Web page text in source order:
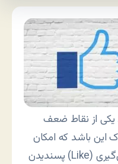
یکی از نقاط ضعف
این باشد که امکان
پسندیدن (Like) یا باز پس‌گیری